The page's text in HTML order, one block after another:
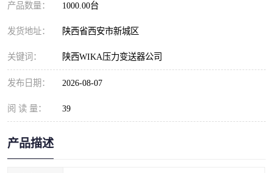
产品数量： 1000.00台
发货地址： 陕西省西安市新城区
关键词： 陕西WIKA压力变送器公司
发布日期： 2026-08-07
阅 读 量： 39
产品描述